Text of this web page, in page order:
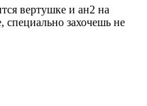
вертушке и ан2 на
специально захочешь не